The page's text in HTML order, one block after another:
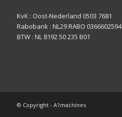
KvK : Oost-Nederland 0503 7681
Rabobank : NL29 RABO 0366602594
BTW : NL 8192 50 235 B01
© Copyright - A1machines